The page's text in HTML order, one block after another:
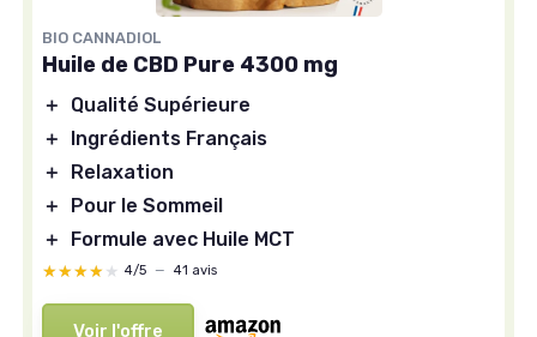
BIO CANNADIOL
Huile de CBD Pure 4300 mg
＋
Qualité Supérieure
＋
Ingrédients Français
＋
Relaxation
＋
Pour le Sommeil
＋
Formule avec Huile MCT
★★★★★
★★★★★ 4/5 — 41 avis
Voir l'offre